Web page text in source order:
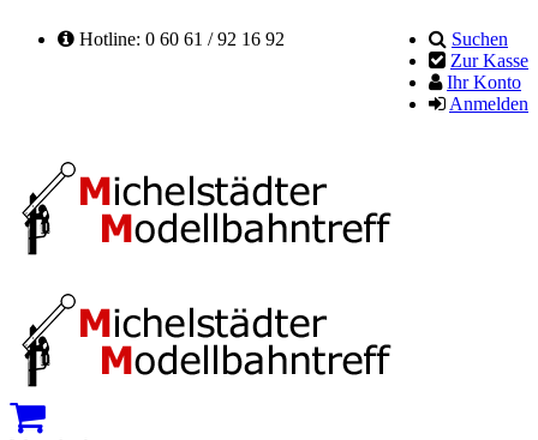
Hotline: 0 60 61 / 92 16 92
Suchen
Zur Kasse
Ihr Konto
Anmelden